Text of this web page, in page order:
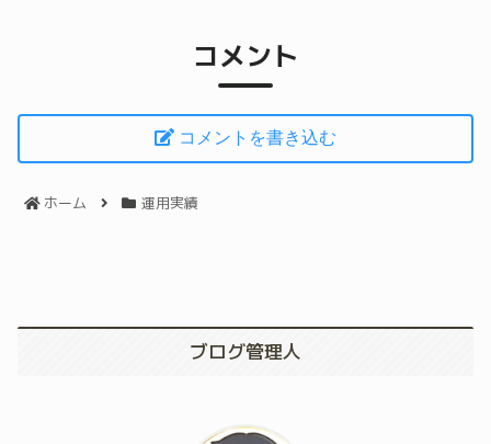
コメント
コメントを書き込む
ホーム 運用実績
ブログ管理人